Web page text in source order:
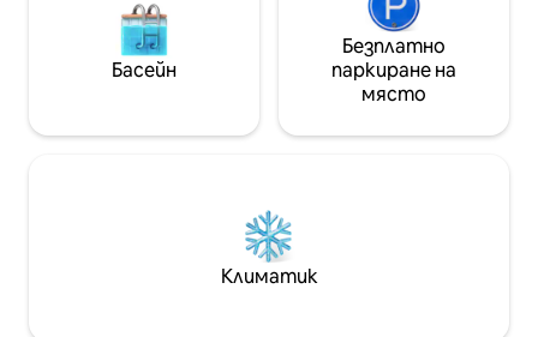
Басейн
Безплатно
паркиране на
място
Климатик